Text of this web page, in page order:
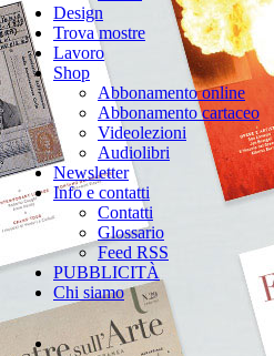
Design
Trova mostre
Lavoro
Shop
Abbonamento online
Abbonamento cartaceo
Videolezioni
Audiolibri
Newsletter
Info e contatti
Contatti
Glossario
Feed RSS
PUBBLICITÀ
Chi siamo